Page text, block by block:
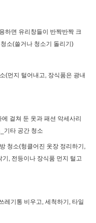
하면 유리창들이 반짝반짝 크
소(쓸거나 청소기 돌리기)
(먼지 털어내고, 장식품은 광내
걸쳐 둔 옷과 패션 악세사리
기타 공간 청소
청소(헝클어진 옷장 정리하기,
, 전등이나 장식품 먼지 털고
레기통 비우고, 세척하기, 타일